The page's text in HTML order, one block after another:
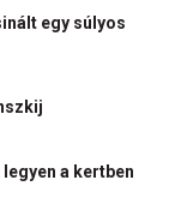
egy súlyos
a kertben